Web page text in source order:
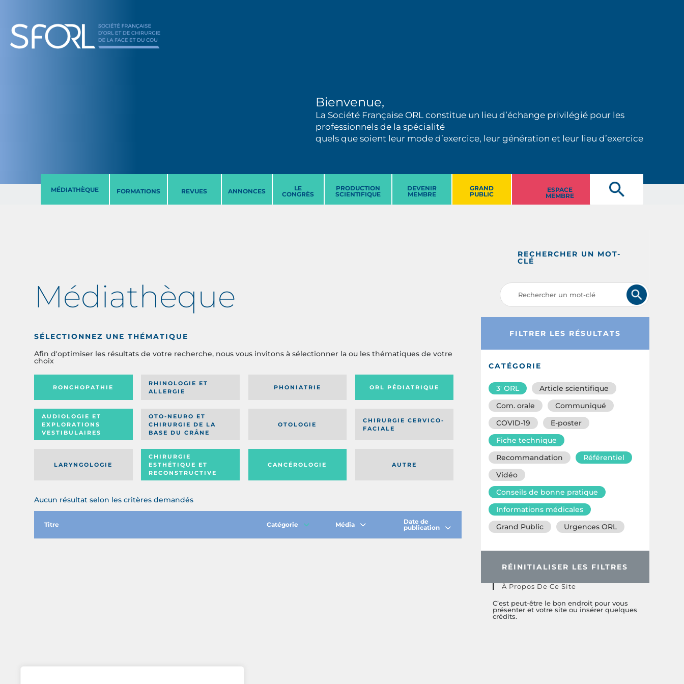
Bienvenue,
La Société Française ORL constitue un lieu d’échange privilégié pour les
professionnels de la spécialité
quels que soient leur mode d’exercice, leur génération et leur lieu d’exercice
MÉDIATHÈQUE FORMATIONS REVUES ANNONCES
LE
CONGRÈS
PRODUCTION
SCIENTIFIQUE
DEVENIR
MEMBRE
GRAND
PUBLIC
ESPACE
MEMBRE
Médiathèque
SÉLECTIONNEZ UNE THÉMATIQUE
Afin d'optimiser les résultats de votre recherche, nous vous invitons à sélectionner la ou les thématiques de votre
choix
RONCHOPATHIE
RHINOLOGIE ET
ALLERGIE
PHONIATRIE ORL PÉDIATRIQUE
AUDIOLOGIE ET
EXPLORATIONS
VESTIBULAIRES
OTO-NEURO ET
CHIRURGIE DE LA
BASE DU CRÂNE
OTOLOGIE
CHIRURGIE CERVICO-
FACIALE
AUTRE
LARYNGOLOGIE
CHIRURGIE
ESTHÉTIQUE ET
RECONSTRUCTIVE
CANCÉROLOGIE
Aucun résultat selon les critères demandés
Titre Catégorie Média
Date de
publication
RECHERCHER UN MOT-
CLÉ
FILTRER LES RÉSULTATS
CATÉGORIE
3′ ORL
Article scientifique
Com. orale
Communiqué
COVID-19
E-poster
Fiche technique
Recommandation
Référentiel
Vidéo
Conseils de bonne pratique
Informations médicales
Grand Public
Urgences ORL
RÉINITIALISER LES FILTRES
À Propos De Ce Site
C’est peut-être le bon endroit pour vous
présenter et votre site ou insérer quelques
crédits.